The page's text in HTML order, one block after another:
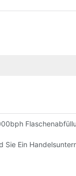
Für Ihr Produkt
Sie Ein